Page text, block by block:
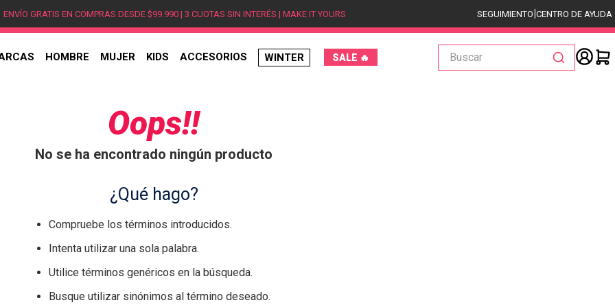
ENVÍO GRATIS EN COMPRAS DESDE $99.990 | 3 CUOTAS SIN INTERÉS | MAKE IT YOURS SEGUIMIENTO|CENTRO DE AYUDA
HOMBRE MUJER KIDS ACCESORIOS WINTER SALE 🔥
Buscar
Oops!!
No se ha encontrado ningún producto
¿Qué hago?
Compruebe los términos introducidos.
Intenta utilizar una sola palabra.
Utilice términos genéricos en la búsqueda.
Busque utilizar sinónimos al término deseado.
2
jordan
3.
mujer
5.
zapatillas
6.
zapatillas jordan
7.
zapatillas hombre
8.
new balance
9. zapatillas nike